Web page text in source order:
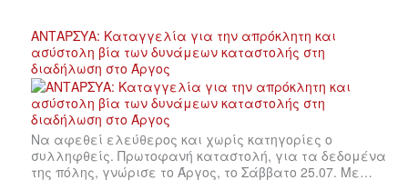
ΑΝΤΑΡΣΥΑ: Καταγγελία για την απρόκλητη και
ασύστολη βία των δυνάμεων καταστολής στη
διαδήλωση στο Άργος
Να αφεθεί ελεύθερος και χωρίς κατηγορίες ο
συλληφθείς. Πρωτοφανή καταστολή, για τα δεδομένα
της πόλης, γνώρισε το Άργος, το Σάββατο 25.07. Με…